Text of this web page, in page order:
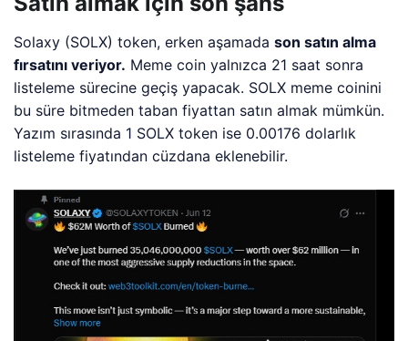
Solaxy (SOLX) token, erken aşamadason satın alma
fırsatını veriyor. Meme coin yalnızca 21 saat sonra
listeleme sürecine geçiş yapacak. SOLX meme coinini
bu süre bitmeden taban fiyattan satın almak mümkün.
Yazım sırasında 1 SOLX token ise 0.00176 dolarlık
listeleme fiyatından cüzdana eklenebilir.